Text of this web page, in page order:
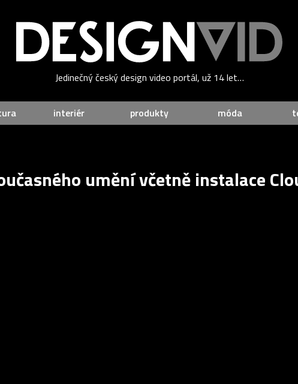
Jedinečný český design video portál, už 14 let…
interiér produkty móda
umění včetně instalace